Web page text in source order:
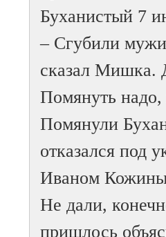
Буханистый 7
– Сгубили
сказал Мишка.
Помянуть надо,
Помянули
отказался под
Иваном
Не дали,
пришлось